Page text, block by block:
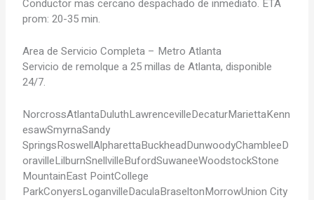
Conductor mas cercano despachado de inmediato. ETA
prom: 20-35 min.
Area de Servicio Completa – Metro Atlanta
Servicio de remolque a 25 millas de Atlanta, disponible
24/7.
NorcrossAtlantaDuluthLawrencevilleDecaturMariettaKenn
esawSmyrnaSandy
SpringsRoswellAlpharettaBuckheadDunwoodyChambleeD
oravilleLilburnSnellvilleBufordSuwaneeWoodstockStone
MountainEast PointCollege
ParkConyersLoganvilleDaculaBraseltonMorrowUnion City